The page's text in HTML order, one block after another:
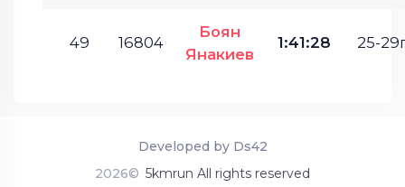
49 16804
Боян
Янакиев
1:41:28 25-
2026© 5kmrun All rights reserved
Developed by Ds42